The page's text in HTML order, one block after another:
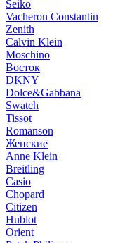
Seiko
Vacheron Constantin
Zenith
Calvin Klein
Moschino
Восток
DKNY
Dolce&Gabbana
Swatch
Tissot
Romanson
Женские
Anne Klein
Breitling
Casio
Chopard
Citizen
Hublot
Orient